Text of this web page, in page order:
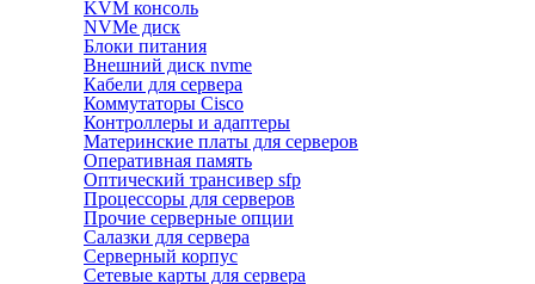
KVM консоль
NVMe диск
Блоки питания
Внешний диск nvme
Кабели для сервера
Коммутаторы Cisco
Контроллеры и адаптеры
Материнские платы для серверов
Оперативная память
Оптический трансивер sfp
Процессоры для серверов
Прочие серверные опции
Салазки для сервера
Серверный корпус
Сетевые карты для сервера